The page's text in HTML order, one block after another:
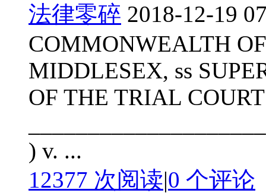
法律零碎 2018-12-19
COMMONWEALTH
MIDDLESEX, ss
OF THE TRIAL COURT
) v. ...
12377 次阅读|0 个评论